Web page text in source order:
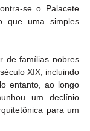
se o Palacete
que uma simples
de famílias nobres
XIX, incluindo
entanto, ao longo
um declínio
para um